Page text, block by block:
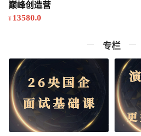
巅峰创造营
13580.0
专栏